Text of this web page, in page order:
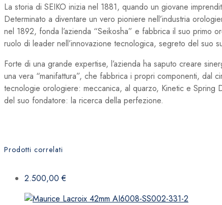
La storia di SEIKO inizia nel 1881, quando un giovane
Determinato a diventare un vero pioniere nell’industria
nel 1892, fonda l’azienda “Seikosha” e fabbrica il suo
ruolo di leader nell’innovazione tecnologica, segreto del suo
Forte di una grande expertise, l’azienda ha saputo creare
una vera “manifattura”, che fabbrica i propri componenti, dal
tecnologie orologiere: meccanica, al quarzo, Kinetic e Spring
del suo fondatore: la ricerca della perfezione.
Prodotti correlati
2.500,00€